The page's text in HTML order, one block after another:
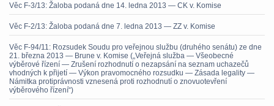
Věc F-3/13: Žaloba podaná dne 14. ledna 2013 — CK v. Komise
Věc F-2/13: Žaloba podaná dne 7. ledna 2013 — ZZ v. Komise
Věc F-94/11: Rozsudek Soudu pro veřejnou službu (druhého senátu) ze dne
21. března 2013 — Brune v. Komise („Veřejná služba — Všeobecné
výběrové řízení — Zrušení rozhodnutí o nezapsání na seznam uchazečů
vhodných k přijetí — Výkon pravomocného rozsudku — Zásada legality —
Námitka protiprávnosti vznesená proti rozhodnutí o znovuotevření
výběrového řízení“)